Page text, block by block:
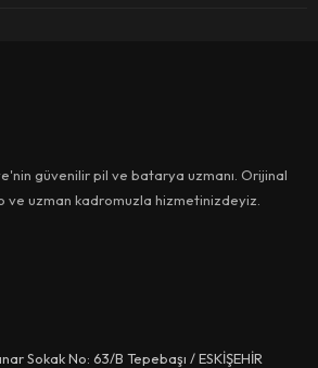
güvenilir pil ve batarya uzmanı. Orijinal
ve uzman kadromuzla hizmetinizdeyiz.
Sokak No: 63/B Tepebaşı / ESKİŞEHİR